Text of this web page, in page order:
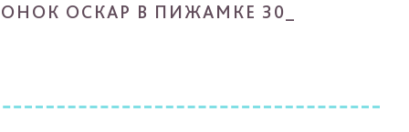
ОСКАР В ПИЖАМКЕ 30_